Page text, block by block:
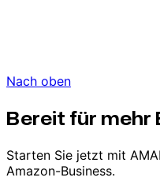
Nach oben
Bereit für mehr
Starten Sie jetzt mit
Amazon-Business.